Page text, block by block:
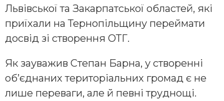
Львівської та Закарпатської областей, які
приїхали на Тернопільщину переймати
досвід зі створення ОТГ.
Як зауважив Степан Барна, у створенні
об’єднаних територіальних громад є не
лише переваги, але й певні труднощі.